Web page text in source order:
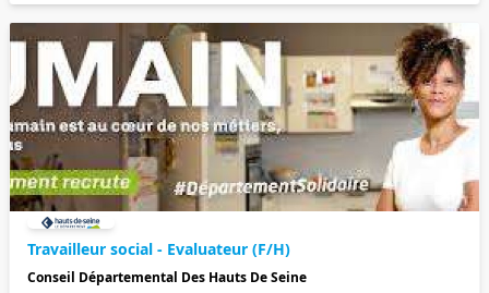
Travailleur social - Evaluateur (F/H)
Conseil Départemental Des Hauts De Seine